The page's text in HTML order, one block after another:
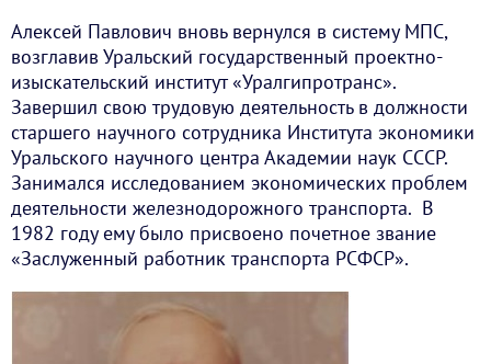
Алексей Павлович вновь вернулся в систему МПС,
возглавив Уральский государственный проектно-
изыскательский институт «Уралгипротранс».
Завершил свою трудовую деятельность в должности
старшего научного сотрудника Института экономики
Уральского научного центра Академии наук СССР.
Занимался исследованием экономических проблем
деятельности железнодорожного транспорта. В
1982 году ему было присвоено почетное звание
«Заслуженный работник транспорта РСФСР».